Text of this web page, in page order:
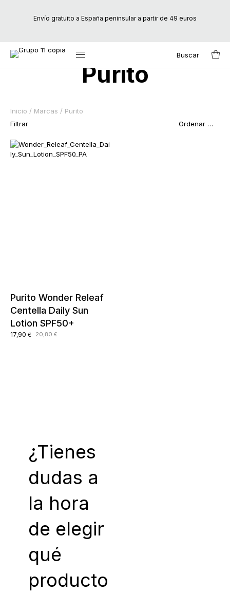
Envío gratuito a España peninsular a partir de 49 euros
Buscar
Search
Purito
Inicio / Marcas / Purito
Filtrar
Purito Wonder Releaf
Centella Daily Sun
Lotion SPF50+
20,80€
El
17,90 €
El
¿Tienes
dudas a
la hora
de elegir
qué
producto